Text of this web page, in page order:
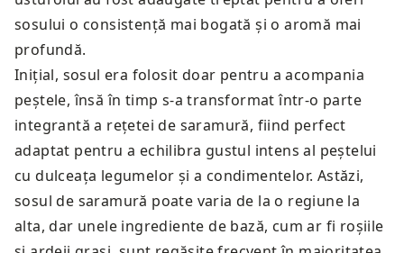
sosului o consistență mai bogată și o aromă mai
profundă.
Inițial, sosul era folosit doar pentru a acompania
peștele, însă în timp s-a transformat într-o parte
integrantă a rețetei de saramură, fiind perfect
adaptat pentru a echilibra gustul intens al peștelui
cu dulceața legumelor și a condimentelor. Astăzi,
sosul de saramură poate varia de la o regiune la
alta, dar unele ingrediente de bază, cum ar fi roșiile